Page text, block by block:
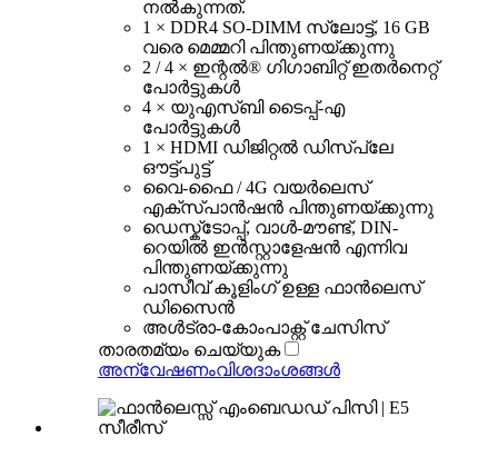
നൽകുന്നത്.
1 × DDR4 SO-DIMM സ്ലോട്ട്, 16 GB
വരെ മെമ്മറി പിന്തുണയ്ക്കുന്നു
2 / 4 × ഇന്റൽ® ഗിഗാബിറ്റ് ഇതർനെറ്റ്
പോർട്ടുകൾ
4 × യുഎസ്ബി ടൈപ്പ്-എ
പോർട്ടുകൾ
1 × HDMI ഡിജിറ്റൽ ഡിസ്പ്ലേ
ഔട്ട്പുട്ട്
വൈ-ഫൈ / 4G വയർലെസ്
എക്സ്പാൻഷൻ പിന്തുണയ്ക്കുന്നു
ഡെസ്ക്ടോപ്പ്, വാൾ-മൗണ്ട്, DIN-
റെയിൽ ഇൻസ്റ്റാളേഷൻ എന്നിവ
പിന്തുണയ്ക്കുന്നു
പാസീവ് കൂളിംഗ് ഉള്ള ഫാൻലെസ്
ഡിസൈൻ
അൾട്രാ-കോംപാക്റ്റ് ചേസിസ്
താരതമ്യം ചെയ്യുക
അന്വേഷണംവിശദാംശങ്ങൾ